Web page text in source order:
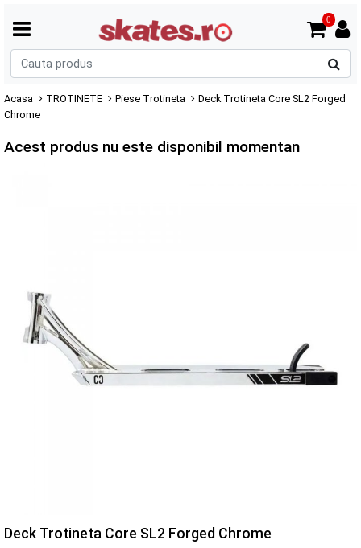
0
Acasa TROTINETE Piese Trotineta
Deck Trotineta Core SL2 Forged
Chrome
Acest produs nu este disponibil momentan
Deck Trotineta Core SL2 Forged Chrome